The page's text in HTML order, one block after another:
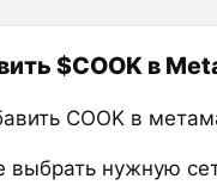
$COOK в
COOK в
выбрать нужную